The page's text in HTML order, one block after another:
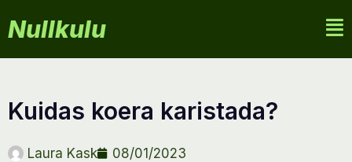
Nullkulu
kuidas koera karistada?
Laura Kask 08/01/2023